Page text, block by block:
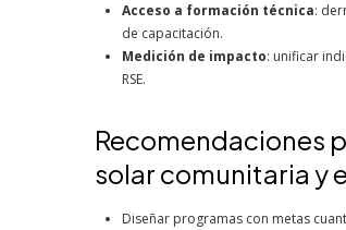
Acceso a formación técnica:
de capacitación.
Medición de impacto: unificar
RSE.
Recomendaciones
solar comunitaria y
Diseñar programas con metas